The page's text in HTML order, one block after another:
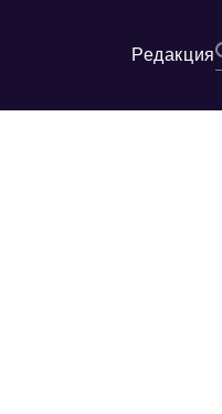
Редакция